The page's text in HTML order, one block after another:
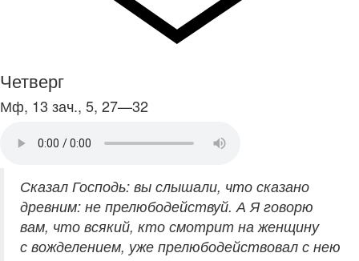
Четверг
Мф, 13 зач., 5, 27—32
Сказал Господь: вы слышали, что сказано
древним: не прелюбодействуй. А Я говорю
вам, что всякий, кто смотрит на женщину
с вожделением, уже прелюбодействовал с нею